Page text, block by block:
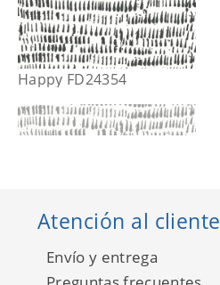
Happy FD24354
Atención al cliente
Envío y entrega